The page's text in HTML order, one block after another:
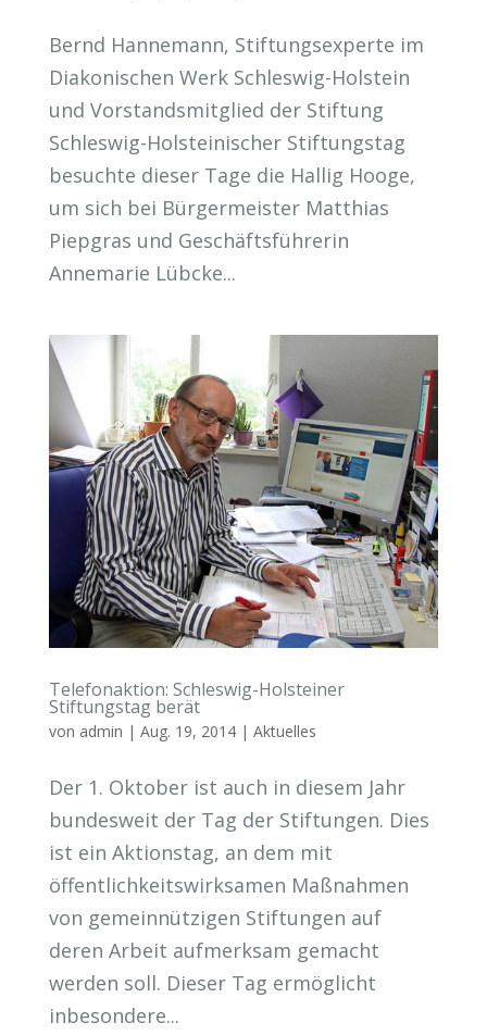
Bernd Hannemann, Stiftungsexperte im
Diakonischen Werk Schleswig-Holstein
und Vorstandsmitglied der Stiftung
Schleswig-Holsteinischer Stiftungstag
besuchte dieser Tage die Hallig Hooge,
um sich bei Bürgermeister Matthias
Piepgras und Geschäftsführerin
Annemarie Lübcke...
Telefonaktion: Schleswig-Holsteiner
Stiftungstag berät
von admin | Aug. 19, 2014| Aktuelles
Der 1. Oktober ist auch in diesem Jahr
bundesweit der Tag der Stiftungen. Dies
ist ein Aktionstag, an dem mit
öffentlichkeitswirksamen Maßnahmen
von gemeinnützigen Stiftungen auf
deren Arbeit aufmerksam gemacht
werden soll. Dieser Tag ermöglicht
inbesondere...